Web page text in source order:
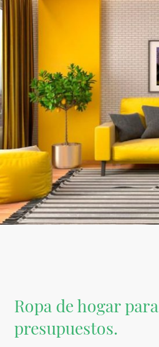
Ropa de hogar
presupuestos.